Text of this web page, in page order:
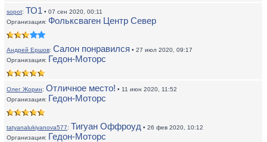
sopot: ТО1 • 07 сен 2020, 00:11
Организация: Фольксваген Центр Север
Андрей Ершов: Салон понравился • 27 июл 2020, 09:17
Организация: Гедон-Моторс
Олег Жорин: Отличное место! • 11 июн 2020, 11:52
Организация: Гедон-Моторс
tatyanalukiyanova577: Тигуан Оффроуд • 26 фев 2020, 10:12
Организация: Гедон-Моторс